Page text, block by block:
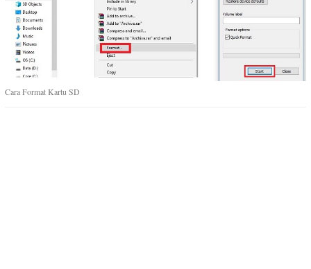
Cara Format Kartu SD